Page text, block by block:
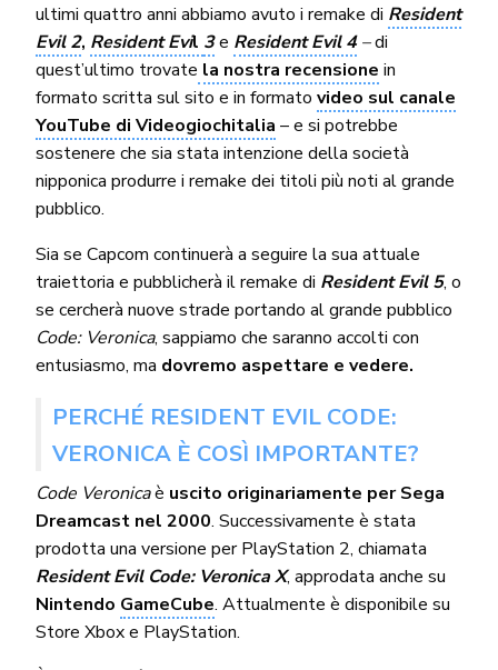
ultimi quattro anni abbiamo avuto i remake di Resident
Evil 2, Resident Evil 3e Resident Evil 4–di
quest’ultimo trovate la nostra recensione in
formato scritta sul sito e in formatovideo sul canale
YouTube di Videogiochitalia – e si potrebbe
sostenere che sia stata intenzione della società
nipponica produrre i remake dei titoli più noti al grande
pubblico.
Sia se Capcom continuerà a seguire la sua attuale
traiettoria e pubblicherà il remake di Resident Evil 5, o
se cercherà nuove strade portando al grande pubblico
Code: Veronica, sappiamo che saranno accolti con
entusiasmo, ma dovremo aspettare e vedere.
PERCHÉ RESIDENT EVIL CODE:
VERONICA È COSÌ IMPORTANTE?
Code Veronicaè uscito originariamente per Sega
Dreamcast nel 2000. Successivamente è stata
prodotta una versione per PlayStation 2, chiamata
Resident Evil Code: Veronica X, approdata anche su
Nintendo GameCube. Attualmente è disponibile su
Store Xbox e PlayStation.